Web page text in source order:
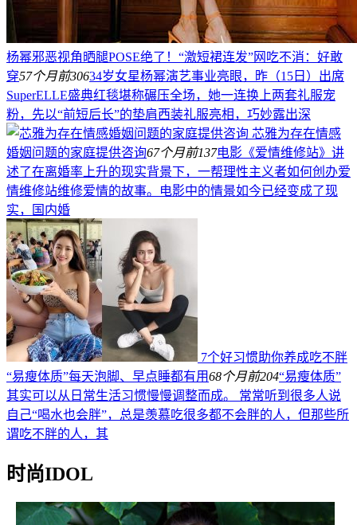
杨幂邪恶视角晒腿POSE绝了！“激短裙连发”网吃不消：好敢
穿57个月前30634岁女星杨幂演艺事业亮眼，昨（15日）出席
SuperELLE盛典红毯堪称碾压全场，她一连换上两套礼服宠
粉，先以“前短后长”的垫肩西装礼服亮相，巧妙露出深
芯雅为存在情感
婚姻问题的家庭提供咨询67个月前137电影《爱情维修站》讲
述了在离婚率上升的现实背景下，一帮理性主义者如何创办爱
情维修站维修爱情的故事。电影中的情景如今已经变成了现
实，国内婚
7个好习惯助你养成吃不胖
“易瘦体质”每天泡脚、早点睡都有用68个月前204“易瘦体质”
其实可以从日常生活习惯慢慢调整而成。 常常听到很多人说
自己“喝水也会胖”，总是羡慕吃很多都不会胖的人，但那些所
谓吃不胖的人，其
时尚IDOL